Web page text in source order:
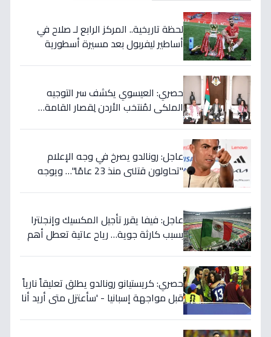
لحظة تاريخية.. المركز الرابع لـ صلاح في
أساطير ليفربول بعد مسيرة أسطورية
حصري: العيسوي يكشف سر التوجيه
الملكي لمُنتخب الأردن لِقصار القامة…
عاجل: رونالدو يصرخ في وجه الإعلام
"تحاولون قتلني منذ 23 عامًا"… ويوجه
عاجل: فيفا يقرر تأجيل المكسيك وإنجلترا
بسبب كارثة جوية… رياح عاتية تعطل أهم
حصري: كريستيانو رونالدو يطلق تعليقاً نارياً
قبل مواجهة إسبانيا - 'سأعتزل متى أريد أنا